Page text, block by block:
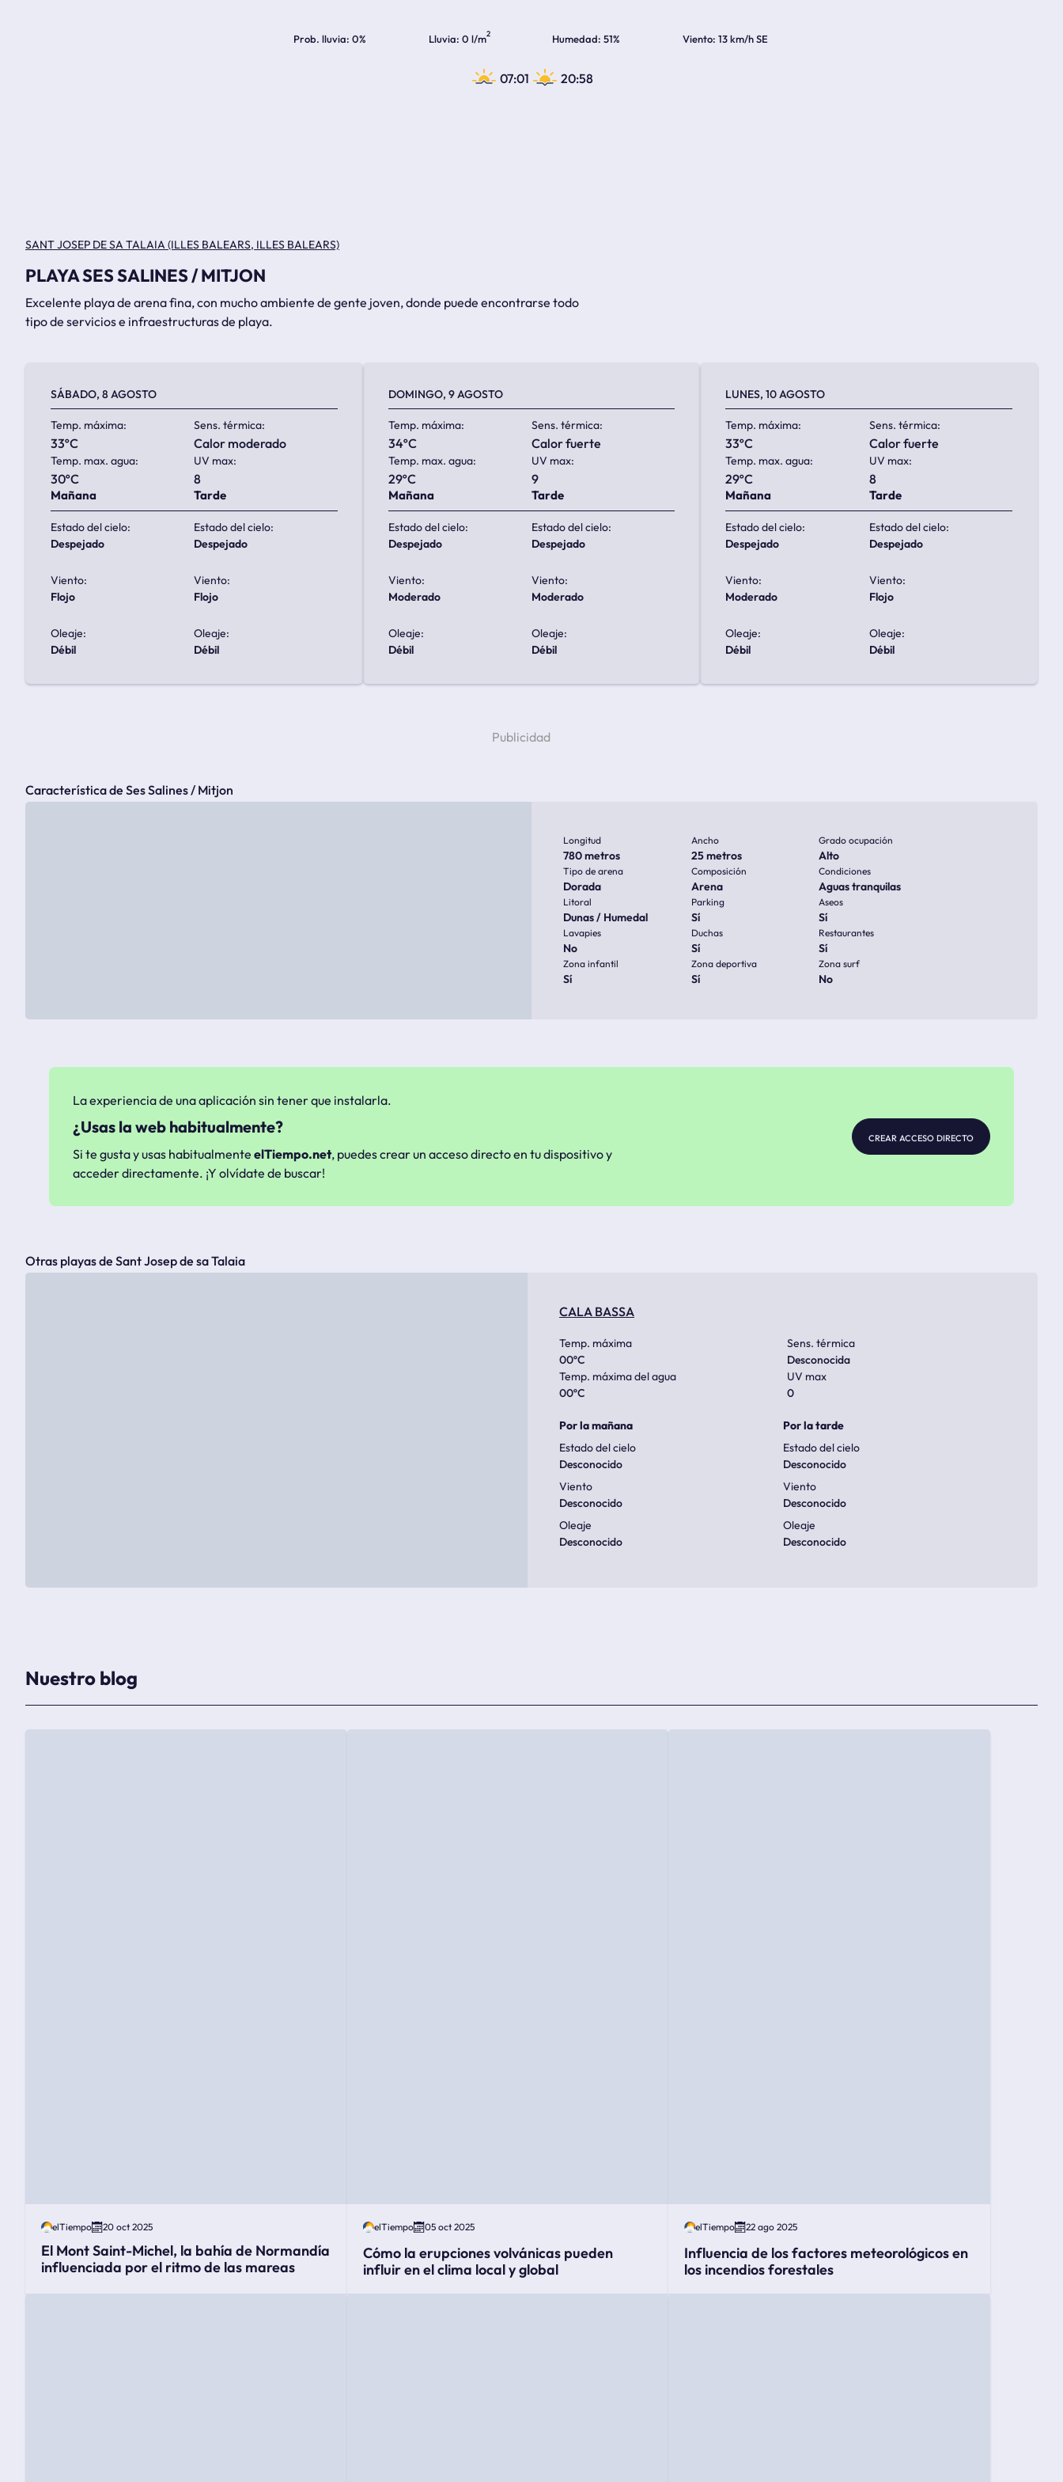
Prob. lluvia 0% Lluvia 0 l/m2 Humedad 51% Viento 13 km/h SE
07:01 20:58
SANT JOSEP DE SA TALAIA (ILLES BALEARS, ILLES BALEARS)
PLAYA SES SALINES / MITJON
Excelente playa de arena fina, con mucho ambiente de gente joven, donde puede encontrarse todo
tipo de servicios e infraestructuras de playa.
SÁBADO, 8 AGOSTO
Temp. máxima:
33ºC
Sens. térmica:
calor moderado
Temp. max. agua:
30ºC
UV max:
8
Mañana
Estado del cielo:
despejado
Viento:
flojo
Oleaje:
débil
Tarde
Estado del cielo:
despejado
Viento:
flojo
Oleaje:
débil
DOMINGO, 9 AGOSTO
Temp. máxima:
34ºC
Sens. térmica:
calor fuerte
Temp. max. agua:
29ºC
UV max:
9
Mañana
Estado del cielo:
despejado
Viento:
moderado
Oleaje:
débil
Tarde
Estado del cielo:
despejado
Viento:
moderado
Oleaje:
débil
LUNES, 10 AGOSTO
Temp. máxima:
33ºC
Sens. térmica:
calor fuerte
Temp. max. agua:
29ºC
UV max:
8
Mañana
Estado del cielo:
despejado
Viento:
moderado
Oleaje:
débil
Tarde
Estado del cielo:
despejado
Viento:
flojo
Oleaje:
débil
Característica de Ses Salines / Mitjon
Longitud
780 metros
Ancho
25 metros
Grado ocupación
Alto
Tipo de arena
Dorada
Composición
Arena
Condiciones
Aguas tranquilas
Litoral
Dunas / Humedal
Parking
Sí
Aseos
Sí
Lavapies
No
Duchas
Sí
Restaurantes
Sí
Zona infantil
Sí
Zona deportiva
Sí
Zona surf
No
La experiencia de una aplicación sin tener que instalarla.
¿Usas la web habitualmente?
Si te gusta y usas habitualmente elTiempo.net, puedes crear un acceso directo en tu dispositivo y
acceder directamente. ¡Y olvídate de buscar!
crear acceso directo
Otras playas de Sant Josep de sa Talaia
CALA BASSA
Temp. máxima
00ºC
Sens. térmica
Desconocida
Temp. máxima del agua
00ºC
UV max
0
Por la mañana
Estado del cielo
Desconocido
Viento
Desconocido
Oleaje
Desconocido
Por la tarde
Estado del cielo
Desconocido
Viento
Desconocido
Oleaje
Desconocido
Nuestro blog
elTiempo 20 oct 2025
El Mont Saint-Michel, la bahía de Normandía
influenciada por el ritmo de las mareas
elTiempo 05 oct 2025
Cómo la erupciones volvánicas pueden
influir en el clima local y global
elTiempo 22 ago 2025
Influencia de los factores meteorológicos en
los incendios forestales